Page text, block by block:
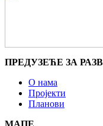
ПРЕДУЗЕЋЕ ЗА
О нама
Пројекти
Планови
МАПЕ